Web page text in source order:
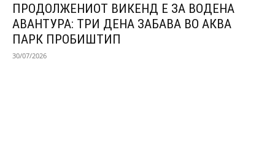
ПРОДОЛЖЕНИОТ ВИКЕНД Е ЗА ВОДЕНА
АВАНТУРА: ТРИ ДЕНА ЗАБАВА ВО АКВА
ПАРК ПРОБИШТИП
30/07/2026